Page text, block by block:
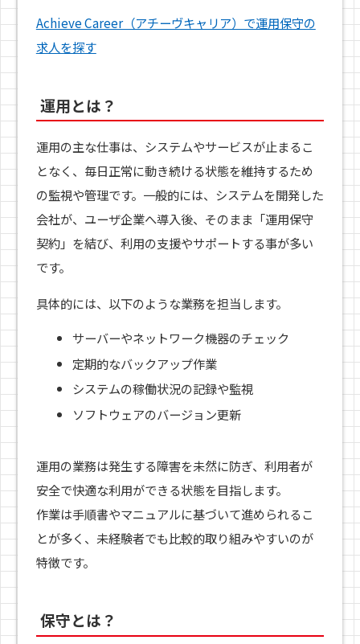
Achieve Career（アチーヴキャリア）で運用保守の
求人を探す
運用とは？
運用の主な仕事は、システムやサービスが止まるこ
となく、毎日正常に動き続ける状態を維持するため
の監視や管理です。一般的には、システムを開発した
会社が、ユーザ企業へ導入後、そのまま「運用保守
契約」を結び、利用の支援やサポートする事が多い
です。
具体的には、以下のような業務を担当します。
サーバーやネットワーク機器のチェック
定期的なバックアップ作業
システムの稼働状況の記録や監視
ソフトウェアのバージョン更新
運用の業務は発生する障害を未然に防ぎ、利用者が
安全で快適な利用ができる状態を目指します。
作業は手順書やマニュアルに基づいて進められるこ
とが多く、未経験者でも比較的取り組みやすいのが
特徴です。
保守とは？